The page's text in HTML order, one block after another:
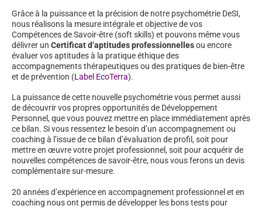
Grâce à la puissance et la précision de notre psychométrie DeSI,
nous réalisons la mesure intégrale et objective de vos
Compétences de Savoir-être (soft skills) et pouvons même vous
délivrer un Certificat d’aptitudes professionnellesou encore
évaluer vos aptitudes à la pratique éthique des
accompagnements thérapeutiques ou des pratiques de bien-être
et de prévention (Label EcoTerra).
La puissance de cette nouvelle psychométrie vous permet aussi
de découvrir vos propres opportunités de Développement
Personnel, que vous pouvez mettre en place immédiatement après
ce bilan. Si vous ressentez le besoin d’un accompagnement ou
coaching à l’issue de ce bilan d’évaluation de profil, soit pour
mettre en œuvre votre projet professionnel, soit pour acquérir de
nouvelles compétences de savoir-être, nous vous ferons un devis
complémentaire sur-mesure.
20 années d’expérience en accompagnement professionnel et en
coaching nous ont permis de développer les bons tests pour